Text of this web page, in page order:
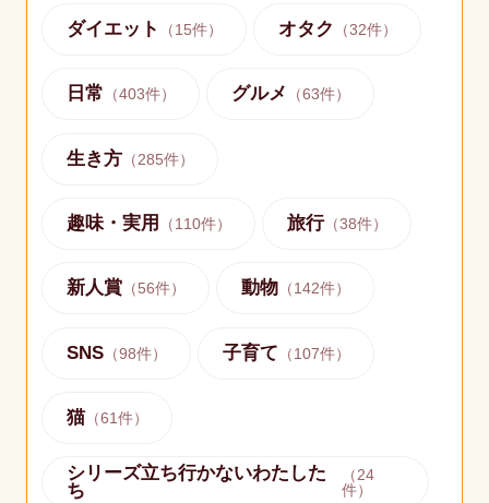
ダイエット （15件） オタク （32件）
日常 （403件） グルメ （63件）
生き方（285件）
趣味・実用 （110件） 旅行（38件）
新人賞（56件） 動物 （142件）
SNS（98件） 子育て （107件）
猫（61件）
シリーズ立ち行かないわたした
ち
（24
件）